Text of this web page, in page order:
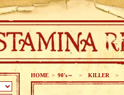
HOME > 90's～ > KILLER >